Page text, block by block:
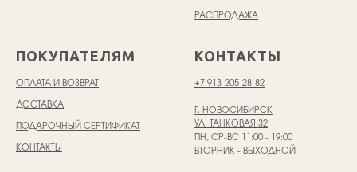
РАСПРОДАЖА
ПОКУПАТЕЛЯМ
ОПЛАТА И ВОЗВРАТ
ДОСТАВКА
ПОДАРОЧНЫЙ СЕРТИФИКАТ
КОНТАКТЫ
КОНТАКТЫ
+7 913-205-28-82
Г. НОВОСИБИРСК
УЛ. ТАНКОВАЯ 32
ПН, СР-ВС 11:00 - 19:00
ВТОРНИК - ВЫХОДНОЙ